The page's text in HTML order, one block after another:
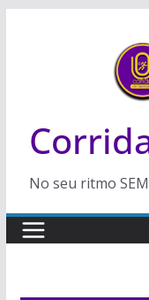
No seu ritmo